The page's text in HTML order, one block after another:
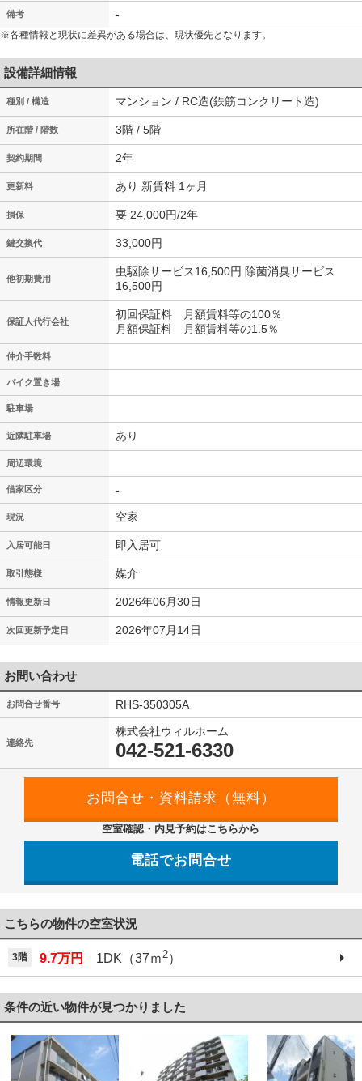
備考 -
※各種情報と現状に差異がある場合は、現状優先となります。
設備詳細情報
種別 / 構造 マンション / RC造(鉄筋コンクリート造)
所在階 / 階数 3階 / 5階
契約期間 2年
更新料 あり 新賃料 1ヶ月
損保 要 24,000円/2年
鍵交換代 33,000円
他初期費用
虫駆除サービス16,500円 除菌消臭サービス
16,500円
保証人代行会社
初回保証料 月額賃料等の100％
月額保証料 月額賃料等の1.5％
仲介手数料
バイク置き場
駐車場
近隣駐車場 あり
周辺環境
借家区分 -
現況 空家
入居可能日 即入居可
取引態様 媒介
情報更新日 2026年06月30日
次回更新予定日 2026年07月14日
お問い合わせ
お問合せ番号 RHS-350305A
連絡先
株式会社ウィルホーム
042-521-6330
空室確認・内見予約はこちらから
電話でお問合せ
こちらの物件の空室状況
3階 9.7万円 1DK（37ｍ2）
条件の近い物件が見つかりました